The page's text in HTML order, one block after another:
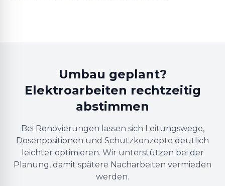
Umbau geplant?
Elektroarbeiten rechtzeitig
abstimmen
Bei Renovierungen lassen sich Leitungswege,
Dosenpositionen und Schutzkonzepte deutlich
leichter optimieren. Wir unterstützen bei der
Planung, damit spätere Nacharbeiten vermieden
werden.